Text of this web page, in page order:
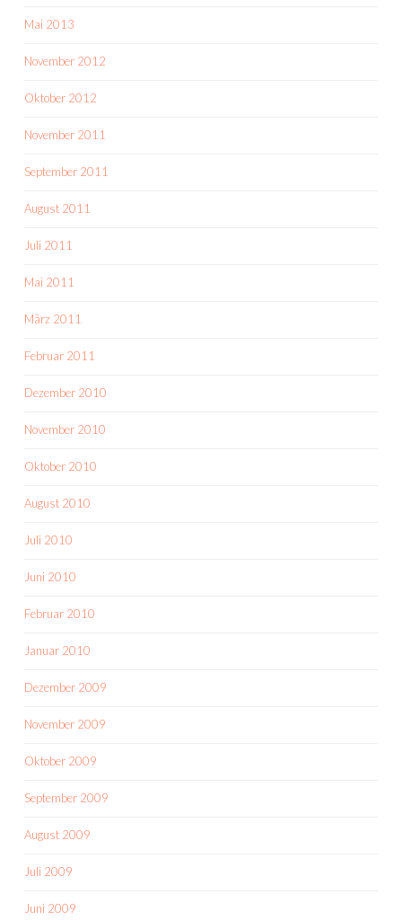
Mai 2013
November 2012
Oktober 2012
November 2011
September 2011
August 2011
Juli 2011
Mai 2011
März 2011
Februar 2011
Dezember 2010
November 2010
Oktober 2010
August 2010
Juli 2010
Juni 2010
Februar 2010
Januar 2010
Dezember 2009
November 2009
Oktober 2009
September 2009
August 2009
Juli 2009
Juni 2009